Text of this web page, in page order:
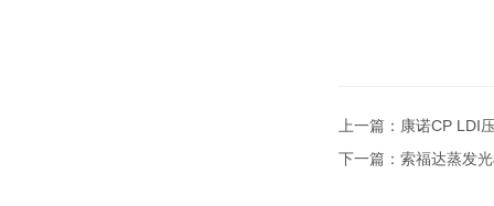
上一篇： 康诺CP LDI
下一篇： 索福达蒸发